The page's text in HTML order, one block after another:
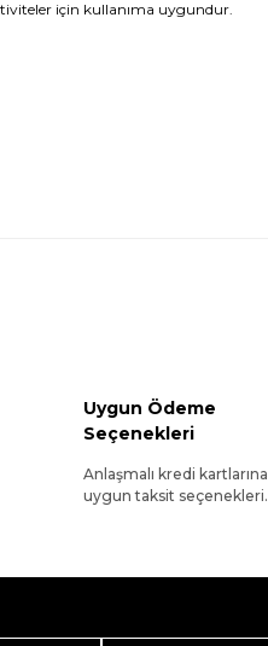
için kullanıma uygundur.
Uygun Ödeme
Seçenekleri
Anlaşmalı kredi kartlarına
uygun taksit seçenekleri.